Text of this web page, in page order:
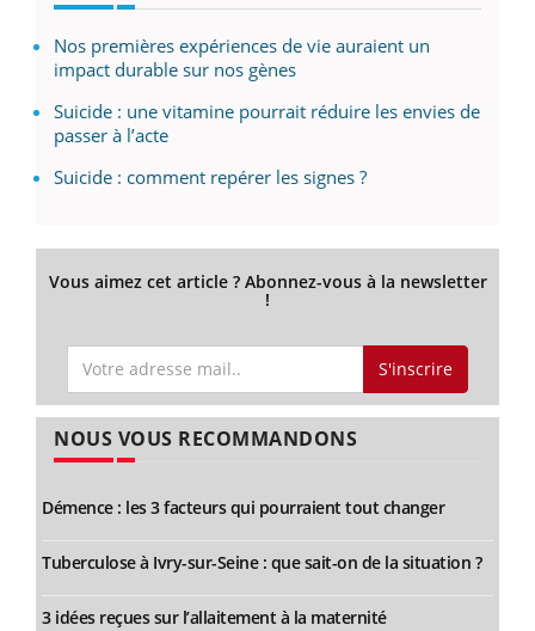
Nos premières expériences de vie auraient un
impact durable sur nos gènes
Suicide : une vitamine pourrait réduire les envies de
passer à l’acte
Suicide : comment repérer les signes ?
Vous aimez cet article ? Abonnez-vous à la newsletter
!
S'inscrire
NOUS VOUS RECOMMANDONS
Démence : les 3 facteurs qui pourraient tout changer
Tuberculose à Ivry-sur-Seine : que sait-on de la situation ?
3 idées reçues sur l’allaitement à la maternité